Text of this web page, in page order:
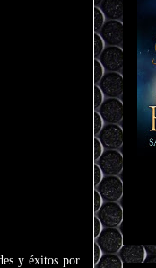
y éxitos por